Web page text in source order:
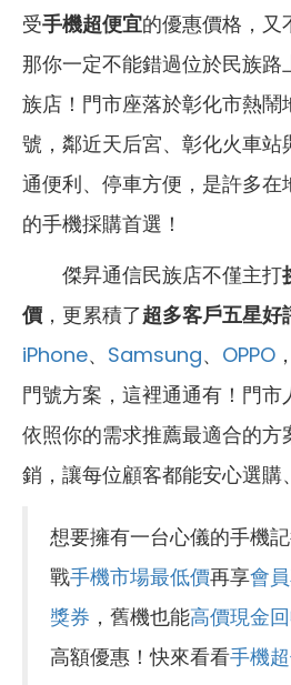
受手機超便宜的優惠價格，又
那你一定不能錯過位於民族路
族店！門市座落於彰化市熱
號，鄰近天后宮、彰化火車站
通便利、停車方便，是許多在
的手機採購首選！
傑昇通信民族店不僅主打
價，更累積了超多客戶五星好
iPhone、 Samsung、 OPPO
門號方案，這裡通通有！門市
依照你的需求推薦最適合的方
銷，讓每位顧客都能安心選購
想要擁有一台心儀的手機記
戰手機市場最低價再享會
獎券 ，舊機也能高價現金
高額優惠！快來看看手機